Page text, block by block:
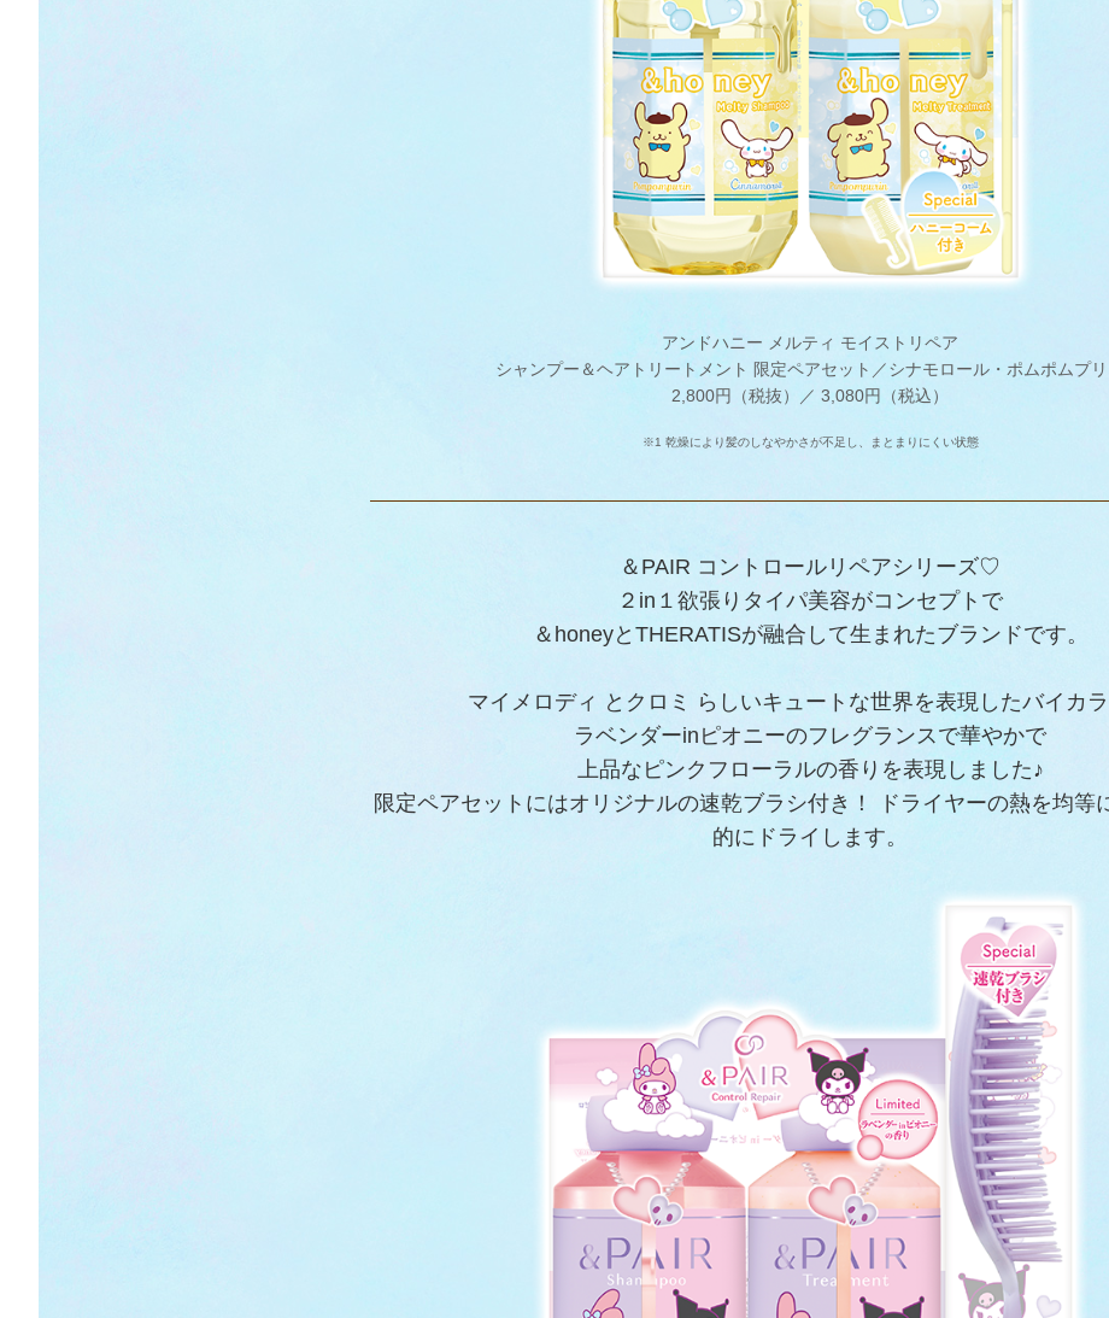
アンドハニー メルティ モイストリペア​
シャンプー＆ヘアトリートメント 限定ペアセット／シナモロール・ポムポムプ
2,800円（税抜）／ 3,080円（税込）
※1 乾燥により髪のしなやかさが不足し、まとまりにくい状態
＆PAIR コントロールリペアシリーズ♡
２in１欲張りタイパ美容がコンセプトで
＆honeyとTHERATISが融合して生まれたブランドです。
マイメロディ とクロミ らしいキュートな世界を表現したバイカ
ラベンダーinピオニーのフレグランスで華やかで
上品なピンクフローラルの香りを表現しました♪
限定ペアセットにはオリジナルの速乾ブラシ付き！ ドライヤーの熱を均等
的にドライします。